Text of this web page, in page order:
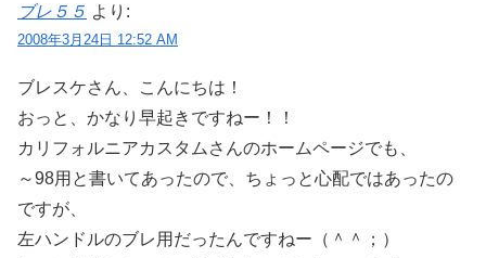
ブレ５５ より:
2008年3月24日 12:52 AM
ブレスケさん、こんにちは！
おっと、かなり早起きですねー！！
カリフォルニアカスタムさんのホームページでも、
～98用と書いてあったので、ちょっと心配ではあったの
ですが、
左ハンドルのブレ用だったんですねー（＾＾；）